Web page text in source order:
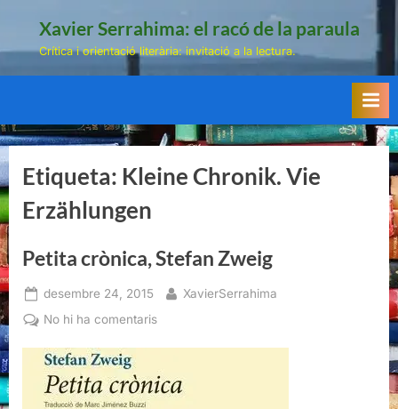
Xavier Serrahima: el racó de la paraula
Crítica i orientació literària: invitació a la lectura.
Etiqueta: Kleine Chronik. Vie
Erzählungen
Petita crònica, Stefan Zweig
Posted
on
desembre 24, 2015 By
XavierSerrahima
No hi ha comentarisa
Stefan
Zweig